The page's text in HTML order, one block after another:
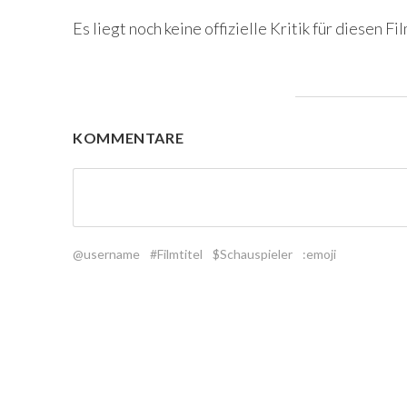
Es liegt noch keine offizielle Kritik für diesen
KOMMENTARE
@username #Filmtitel $Schauspieler :emoji